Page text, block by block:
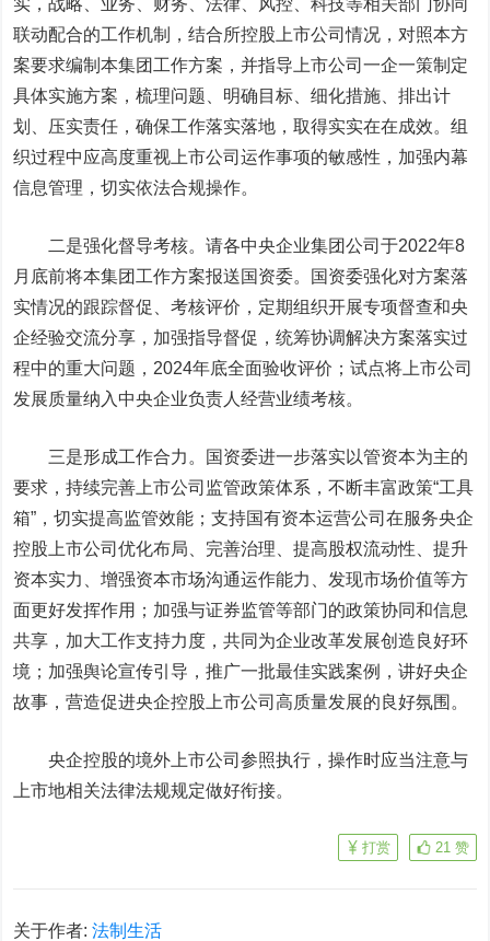
实，战略、业务、财务、法律、风控、科技等相关部门协同
联动配合的工作机制，结合所控股上市公司情况，对照本方
案要求编制本集团工作方案，并指导上市公司一企一策制定
具体实施方案，梳理问题、明确目标、细化措施、排出计
划、压实责任，确保工作落实落地，取得实实在在成效。组
织过程中应高度重视上市公司运作事项的敏感性，加强内幕
信息管理，切实依法合规操作。
二是强化督导考核。请各中央企业集团公司于2022年8
月底前将本集团工作方案报送国资委。国资委强化对方案落
实情况的跟踪督促、考核评价，定期组织开展专项督查和央
企经验交流分享，加强指导督促，统筹协调解决方案落实过
程中的重大问题，2024年底全面验收评价；试点将上市公司
发展质量纳入中央企业负责人经营业绩考核。
三是形成工作合力。国资委进一步落实以管资本为主的
要求，持续完善上市公司监管政策体系，不断丰富政策“工具
箱”，切实提高监管效能；支持国有资本运营公司在服务央企
控股上市公司优化布局、完善治理、提高股权流动性、提升
资本实力、增强资本市场沟通运作能力、发现市场价值等方
面更好发挥作用；加强与证券监管等部门的政策协同和信息
共享，加大工作支持力度，共同为企业改革发展创造良好环
境；加强舆论宣传引导，推广一批最佳实践案例，讲好央企
故事，营造促进央企控股上市公司高质量发展的良好氛围。
央企控股的境外上市公司参照执行，操作时应当注意与
上市地相关法律法规规定做好衔接。
21 赞
打赏
关于作者:法制生活